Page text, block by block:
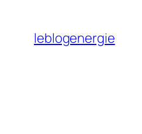
contenu
leblogenergie